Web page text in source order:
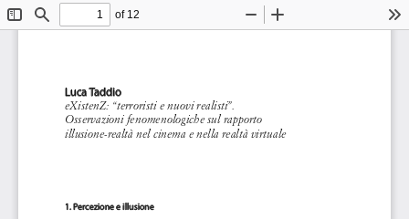
ToggleFind
of 12
Zoom
Luca Taddio
eXistenZ: “terroristi e nuovi realisti”.
Osservazioni fenomenologiche sul rapporto
illusione-realtà nel cinema e nella realtà virtuale
1. Percezione e illusione